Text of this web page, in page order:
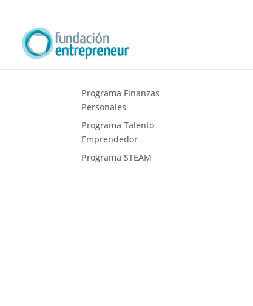
Programa Finanzas
Personales
Programa Talento
Emprendedor
Programa STEAM